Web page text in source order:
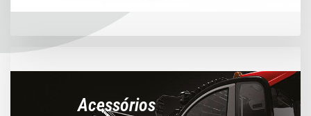
Acessórios